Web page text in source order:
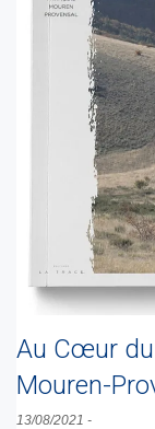
Au Cœur
Mouren-
13/08/2021 -